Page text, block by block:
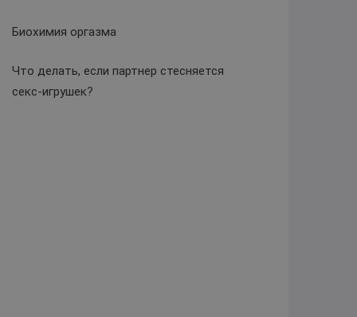
Биохимия оргазма
Что делать, если партнер стесняется
секс-игрушек?